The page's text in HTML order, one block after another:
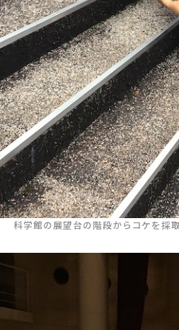
科学館の展望台の階段からコケを採